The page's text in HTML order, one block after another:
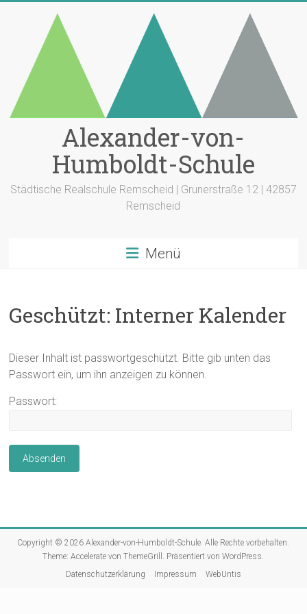
Alexander-von-
Humboldt-Schule
Städtische Realschule Remscheid | Grunerstraße 12 | 42857
Remscheid
Menü
Geschützt: Interner Kalender
Dieser Inhalt ist passwortgeschützt. Bitte gib unten das
Passwort ein, um ihn anzeigen zu können.
Passwort:
Copyright © 2026Alexander-von-Humboldt-Schule . Alle Rechte vorbehalten.
Theme:Accelerate von ThemeGrill. Präsentiert vonWordPress
Datenschutzerklärung
Impressum WebUntis